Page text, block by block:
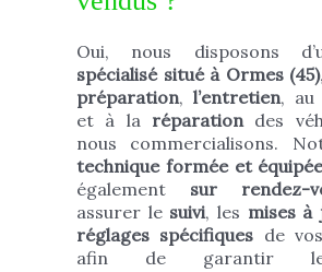
Oui, nous disposons
spécialisé situé à Ormes (45)
préparation, l’entretien, au
et à la réparationdes
nous commercialisons.
technique formée et
également sur rendez-
assurer le suivi, les mises à
réglages spécifiques de
afin de garantir